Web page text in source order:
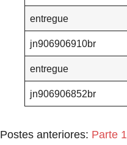
entregue
jn906906910br
entregue
jn906906852br
Postes anteriores: Parte 1